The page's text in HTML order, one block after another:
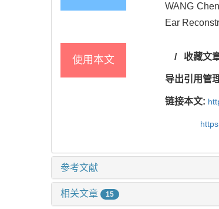
WANG
Ear
使用本文 / 收藏文
导出引用管
链接本文:
参考文献
相关文章 15